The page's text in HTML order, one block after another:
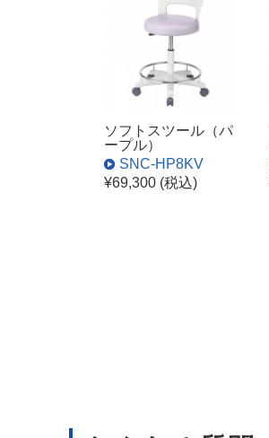
ソフトスツール（パ
ープル）
SNC-HP8KV
¥69,300 (税込)